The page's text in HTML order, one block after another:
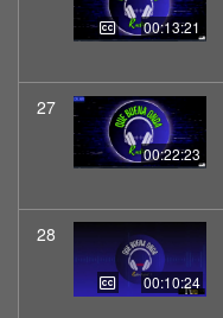
00:13:21
27
00:22:23
28
00:10:24